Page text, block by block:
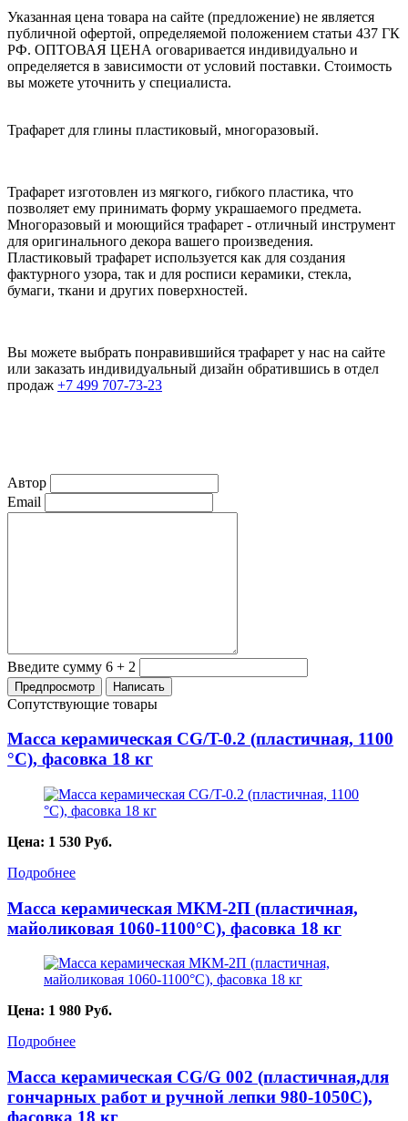
Указанная цена товара на сайте (предложение) не является
публичной офертой, определяемой положением статьи 437 ГК
РФ. ОПТОВАЯ ЦЕНА оговаривается индивидуально и
определяется в зависимости от условий поставки. Стоимость
вы можете уточнить у специалиста.
Трафарет для глины пластиковый, многоразовый.
Трафарет изготовлен из мягкого, гибкого пластика, что
позволяет ему принимать форму украшаемого предмета.
Многоразовый и моющийся трафарет - отличный инструмент
для оригинального декора вашего произведения.
Пластиковый трафарет используется как для создания
фактурного узора, так и для росписи керамики, стекла,
бумаги, ткани и других поверхностей.
Вы можете выбрать понравившийся трафарет у нас на сайте
или заказать индивидуальный дизайн обратившись в отдел
продаж +7 499 707-73-23
Автор
Email
Введите сумму 6 + 2
Сопутствующие товары
Масса керамическая CG/T-0.2 (пластичная, 1100
°С), фасовка 18 кг
Цена: 1 530 Руб.
Подробнее
Масса керамическая МКМ-2П (пластичная,
майоликовая 1060-1100°С), фасовка 18 кг
Цена: 1 980 Руб.
Подробнее
Масса керамическая CG/G 002 (пластичная,для
гончарных работ и ручной лепки 980-1050С),
фасовка 18 кг